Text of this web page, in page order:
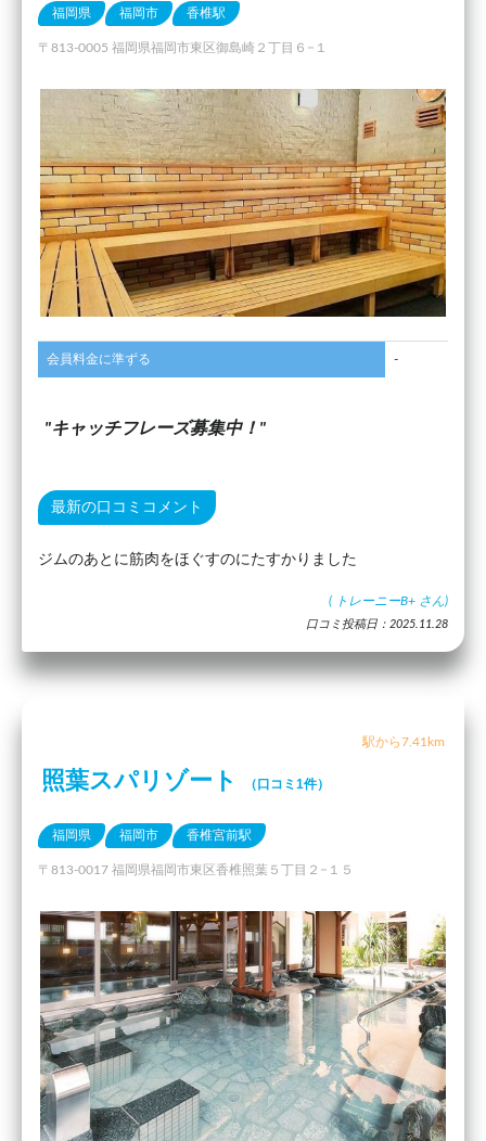
福岡県 福岡市 香椎駅
〒813-0005 福岡県福岡市東区御島崎２丁目６−１
会員料金に準ずる -
キャッチフレーズ募集中！
最新の口コミコメント
ジムのあとに筋肉をほぐすのにたすかりました
( トレーニーB+ さん)
口コミ投稿日：2025.11.28
駅から7.41km
照葉スパリゾート （口コミ1件）
福岡県 福岡市 香椎宮前駅
〒813-0017 福岡県福岡市東区香椎照葉５丁目２−１５